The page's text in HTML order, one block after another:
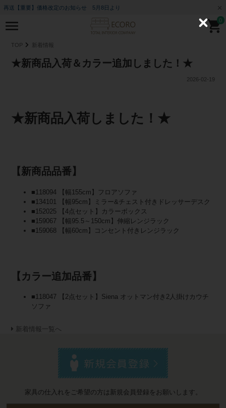
再送【重要】価格改定のお知らせ 5月8日より
0
TOP 新着情報
★新商品入荷＆カラー追加しました！★
2026-02-19
★新商品入荷しました！★
【新商品品番】
■118094 【幅155cm】フロアソファ
■134101 【幅95cm】ミラー&チェスト付きドレッサーデスク
■152025 【4点セット】カラーボックス
■159067 【幅95.5～150cm】伸縮レンジラック
■159068 【幅60cm】コンセント付きレンジラック
【カラー追加品番】
■118047 【2点セット】Siena オットマン付き2人掛けカウチ
ソファ
新着情報一覧へ
家具の仕入れをご希望の方は新規会員登録をお願いします。
C